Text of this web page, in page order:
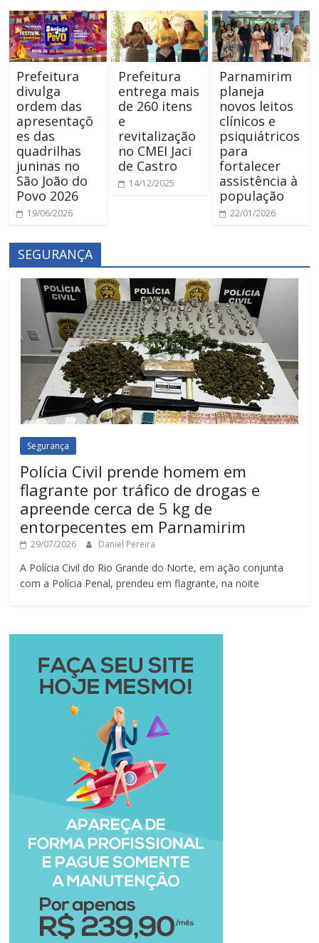
Prefeitura
divulga
ordem das
apresentaçõ
es das
quadrilhas
juninas no
São João do
Povo 2026
19/06/2026
Prefeitura
entrega mais
de 260 itens
e
revitalização
no CMEI Jaci
de Castro
14/12/2025
Parnamirim
planeja
novos leitos
clínicos e
psiquiátricos
para
fortalecer
assistência à
população
22/01/2026
SEGURANÇA
Segurança
Polícia Civil prende homem em
flagrante por tráfico de drogas e
apreende cerca de 5 kg de
entorpecentes em Parnamirim
29/07/2026 Daniel Pereira
A Polícia Civil do Rio Grande do Norte, em ação conjunta
com a Polícia Penal, prendeu em flagrante, na noite